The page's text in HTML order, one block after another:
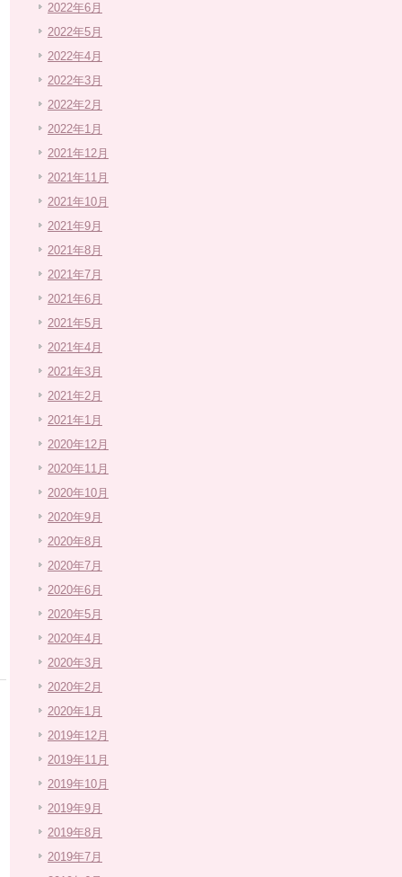
2022年6月
2022年5月
2022年4月
2022年3月
2022年2月
2022年1月
2021年12月
2021年11月
2021年10月
2021年9月
2021年8月
2021年7月
2021年6月
2021年5月
2021年4月
2021年3月
2021年2月
2021年1月
2020年12月
2020年11月
2020年10月
2020年9月
2020年8月
2020年7月
2020年6月
2020年5月
2020年4月
2020年3月
2020年2月
2020年1月
2019年12月
2019年11月
2019年10月
2019年9月
2019年8月
2019年7月